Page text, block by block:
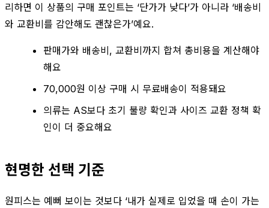
리하면 이 상품의 구매 포인트는 ‘단가가 낮다’가 아니라 ‘배송비
와 교환비를 감안해도 괜찮은가’예요.
판매가와 배송비, 교환비까지 합쳐 총비용을 계산해야
해요
70,000원 이상 구매 시 무료배송이 적용돼요
의류는 AS보다 초기 불량 확인과 사이즈 교환 정책 확
인이 더 중요해요
현명한 선택 기준
원피스는 예뻐 보이는 것보다 ‘내가 실제로 입었을 때 손이 가는